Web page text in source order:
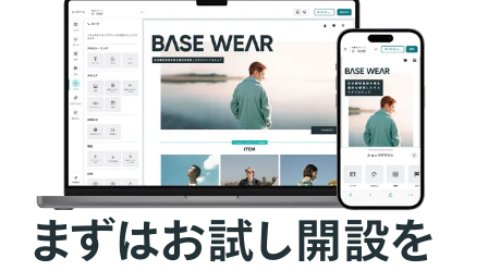
まずはお試し開設を